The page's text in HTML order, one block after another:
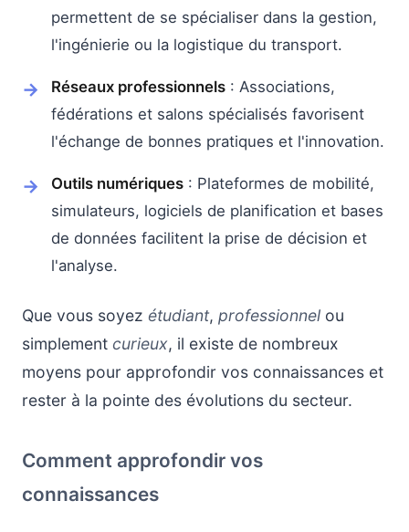
permettent de se spécialiser dans la gestion,
l'ingénierie ou la logistique du transport.
Réseaux professionnels : Associations,
fédérations et salons spécialisés favorisent
l'échange de bonnes pratiques et l'innovation.
Outils numériques : Plateformes de mobilité,
simulateurs, logiciels de planification et bases
de données facilitent la prise de décision et
l'analyse.
Que vous soyez étudiant, professionnel ou
simplement curieux, il existe de nombreux
moyens pour approfondir vos connaissances et
rester à la pointe des évolutions du secteur.
Comment approfondir vos
connaissances